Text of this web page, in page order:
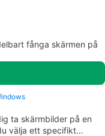
fånga skärmen på
ta skärmbilder på en
välja ett specifikt…